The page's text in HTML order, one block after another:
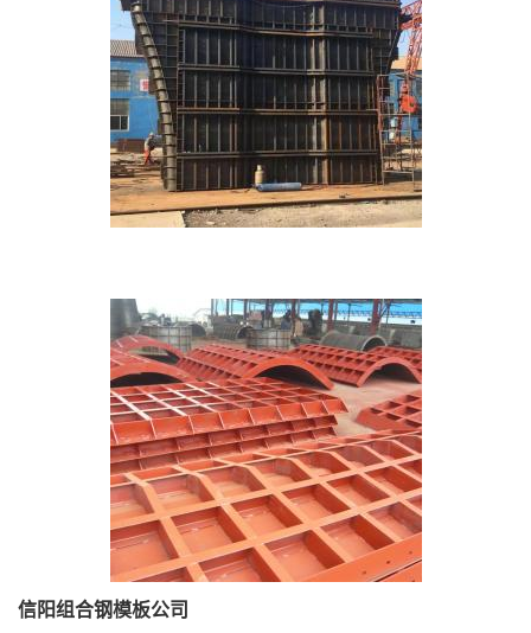
信阳组合钢模板公司